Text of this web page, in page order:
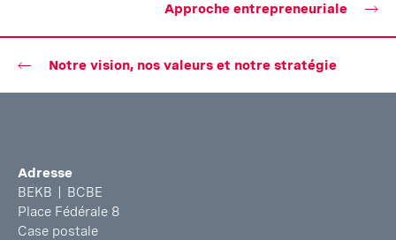
Notre vision, nos valeurs et notre stratégie
Approche entrepreneuriale
Bas
de
page
Adresse
BEKB | BCBE
Place Fédérale 8
Case postale